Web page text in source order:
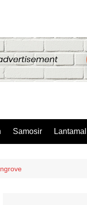
Samosir Lantamal I